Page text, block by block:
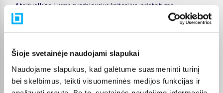
Šioje svetainėje naudojami slapukai
Naudojame slapukus, kad galėtume suasmeninti turinį
bei skelbimus, teikti visuomeninės medijos funkcijas ir
Atsižvelkite į jums svarbiausius kriterijus, pristatymo
informaciją ir prekės aprašymą, kad galėtumėte priimti patogų
ir apgalvotą sprendimą.
variantą internetu.